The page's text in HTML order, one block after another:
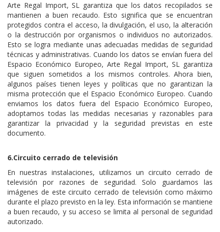
Arte Regal Import, SL garantiza que los datos recopilados se
mantienen a buen recaudo. Esto significa que se encuentran
protegidos contra el acceso, la divulgación, el uso, la alteración
o la destrucción por organismos o individuos no autorizados.
Esto se logra mediante unas adecuadas medidas de seguridad
técnicas y administrativas. Cuando los datos se envían fuera del
Espacio Económico Europeo, Arte Regal Import, SL garantiza
que siguen sometidos a los mismos controles. Ahora bien,
algunos países tienen leyes y políticas que no garantizan la
misma protección que el Espacio Económico Europeo. Cuando
enviamos los datos fuera del Espacio Económico Europeo,
adoptamos todas las medidas necesarias y razonables para
garantizar la privacidad y la seguridad previstas en este
documento.
6.Circuito cerrado de televisión
En nuestras instalaciones, utilizamos un circuito cerrado de
televisión por razones de seguridad. Solo guardamos las
imágenes de este circuito cerrado de televisión como máximo
durante el plazo previsto en la ley. Esta información se mantiene
a buen recaudo, y su acceso se limita al personal de seguridad
autorizado.